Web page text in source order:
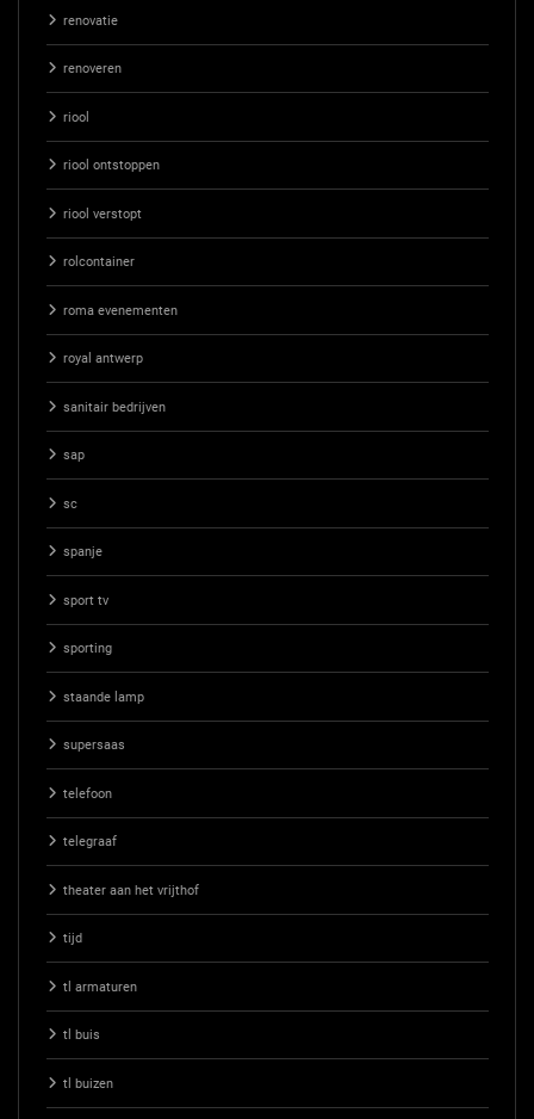
renovatie
renoveren
riool
riool ontstoppen
riool verstopt
rolcontainer
roma evenementen
royal antwerp
sanitair bedrijven
sap
sc
spanje
sport tv
sporting
staande lamp
supersaas
telefoon
telegraaf
theater aan het vrijthof
tijd
tl armaturen
tl buis
tl buizen